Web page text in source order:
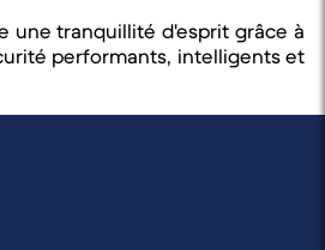
une tranquillité d'esprit grâce à
performants, intelligents et